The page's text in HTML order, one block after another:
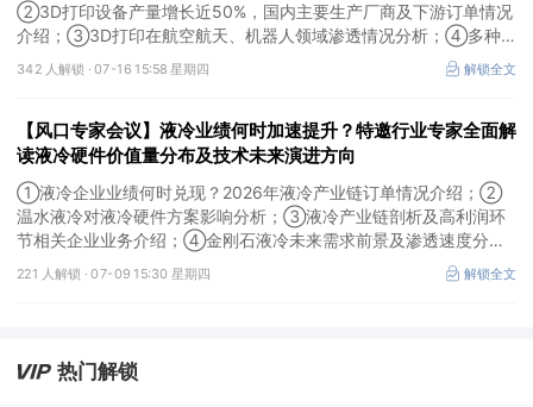
②3D打印设备产量增长近50%，国内主要生产厂商及下游订单情况
介绍；③3D打印在航空航天、机器人领域渗透情况分析；④多种
技术路线及所需产业链供需情况剖析。本场风口专家会议将于7月16
日（周四）20:00举行，特邀行业专家全面解读我国3D打印行业市
342 人解锁 ·07-16 15:58 星期四 解锁全文
【风口专家会议】液冷业绩何时加速提升？特邀行业专家全面解
读液冷硬件价值量分布及技术未来演进方向
①液冷企业业绩何时兑现？2026年液冷产业链订单情况介绍；②
温水液冷对液冷硬件方案影响分析；③液冷产业链剖析及高利润环
节相关企业业务介绍；④金刚石液冷未来需求前景及渗透速度分
析。本场风口专家会议将于7月9日（周四）19:30举行，特邀行业专
家全面解读液冷硬件价值量分布及技术未来演进方向。
221 人解锁 ·07-09 15:30 星期四 解锁全文
热门解锁